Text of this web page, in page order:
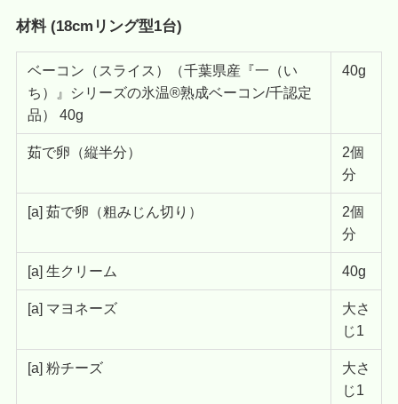
材料 (18cmリング型1台)
ベーコン（スライス）（千葉県産『一（い
ち）』シリーズの氷温®熟成ベーコン/千認定
品） 40g
40g
茹で卵（縦半分）
2個
分
[a] 茹で卵（粗みじん切り）
2個
分
[a] 生クリーム 40g
[a] マヨネーズ
大さ
じ1
[a] 粉チーズ
大さ
じ1